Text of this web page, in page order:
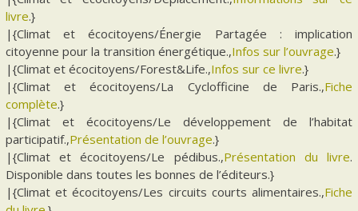
livre.}
|{Climat et écocitoyens/Énergie Partagée : implication
citoyenne pour la transition énergétique.,Infos sur l’ouvrage.}
|{Climat et écocitoyens/Forest&Life.,Infos sur ce livre.}
|{Climat et écocitoyens/La Cyclofficine de Paris.,Fiche
complète.}
|{Climat et écocitoyens/Le développement de l’habitat
participatif.,Présentation de l’ouvrage.}
|{Climat et écocitoyens/Le pédibus.,Présentation du livre.
Disponible dans toutes les bonnes de l’éditeurs.}
|{Climat et écocitoyens/Les circuits courts alimentaires.,Fiche